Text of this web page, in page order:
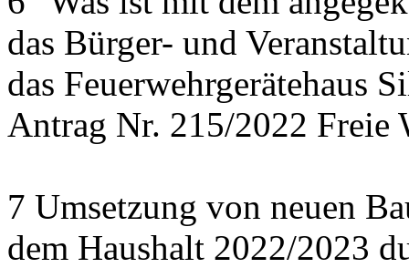
das Bürger- und
das Feuerwehrgerätehaus
Antrag Nr. 215/2022 Freie
7 Umsetzung von neuen
dem Haushalt 2022/2023